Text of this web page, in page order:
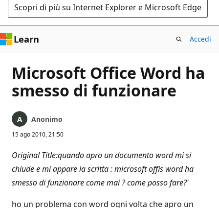
Scopri di più su Internet Explorer e Microsoft Edge
Learn Accedi
Microsoft Office Word ha
smesso di funzionare
Anonimo
15 ago 2010, 21:50
Original Title:quando apro un documento word mi si
chiude e mi appare la scritta : microsoft offis word ha
smesso di funzionare come mai ? come posso fare?'
ho un problema con word ogni volta che apro un